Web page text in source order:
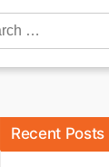
Recent Posts